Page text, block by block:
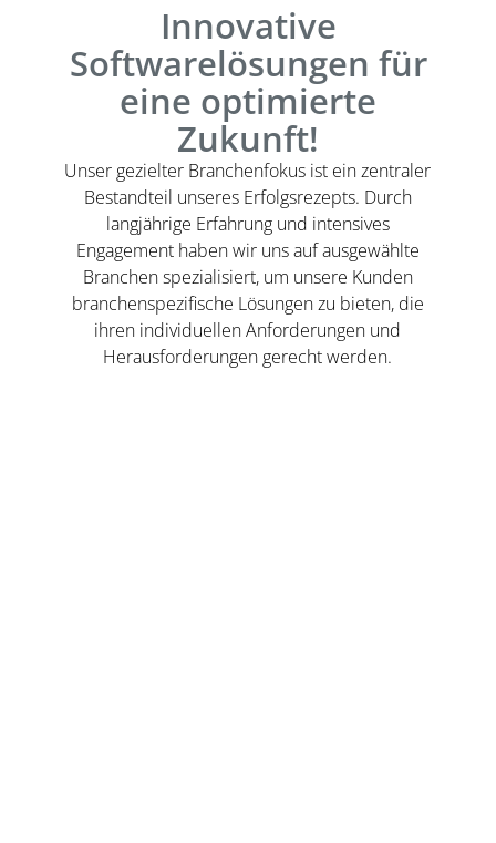
Innovative
Softwarelösungen für
eine optimierte
Zukunft!
Unser gezielter Branchenfokus ist ein zentraler
Bestandteil unseres Erfolgsrezepts. Durch
langjährige Erfahrung und intensives
Engagement haben wir uns auf ausgewählte
Branchen spezialisiert, um unsere Kunden
branchenspezifische Lösungen zu bieten, die
ihren individuellen Anforderungen und
Herausforderungen gerecht werden.